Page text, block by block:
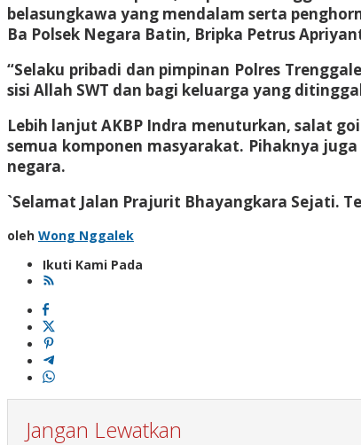
belasungkawa yang mendalam serta
Ba Polsek Negara Batin, Bripka Petrus
“Selaku pribadi dan pimpinan Polres
sisi Allah SWT dan bagi keluarga yang
Lebih lanjut AKBP Indra menuturkan, salat
semua komponen masyarakat. Pihaknya
negara.
`Selamat Jalan Prajurit Bhayangkara Sejati.
oleh Wong Nggalek
Ikuti Kami Pada
Jangan Lewatkan